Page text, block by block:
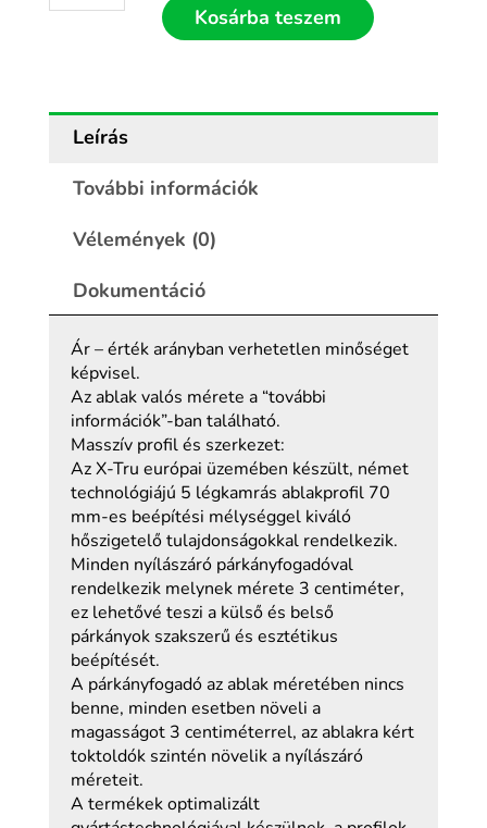
Kosárba teszem
Leírás
További információk
Vélemények (0)
Dokumentáció
Ár – érték arányban verhetetlen minőséget
képvisel.
Az ablak valós mérete a “további
információk”-ban található.
Masszív profil és szerkezet:
Az X-Tru európai üzemében készült, német
technológiájú 5 légkamrás ablakprofil 70
mm-es beépítési mélységgel kiváló
hőszigetelő tulajdonságokkal rendelkezik.
Minden nyílászáró párkányfogadóval
rendelkezik melynek mérete 3 centiméter,
ez lehetővé teszi a külső és belső
párkányok szakszerű és esztétikus
beépítését.
A párkányfogadó az ablak méretében nincs
benne, minden esetben növeli a
magasságot 3 centiméterrel, az ablakra kért
toktoldók szintén növelik a nyílászáró
méreteit.
A termékek optimalizált